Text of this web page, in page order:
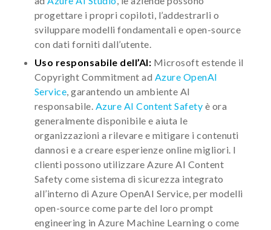
progettare i propri copiloti, l’addestrarli o
sviluppare modelli fondamentali e open-source
con dati forniti dall’utente.
Uso responsabile dell’AI: Microsoft estende il
Copyright Commitment ad Azure OpenAI
Service, garantendo un ambiente AI
responsabile. Azure AI Content Safety è ora
generalmente disponibile e aiuta le
organizzazioni a rilevare e mitigare i contenuti
dannosi e a creare esperienze online migliori. I
clienti possono utilizzare Azure AI Content
Safety come sistema di sicurezza integrato
all’interno di Azure OpenAI Service, per modelli
open-source come parte del loro prompt
engineering in Azure Machine Learning o come